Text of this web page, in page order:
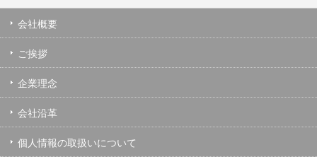
会社概要
ご挨拶
企業理念
会社沿革
個人情報の取扱いについて